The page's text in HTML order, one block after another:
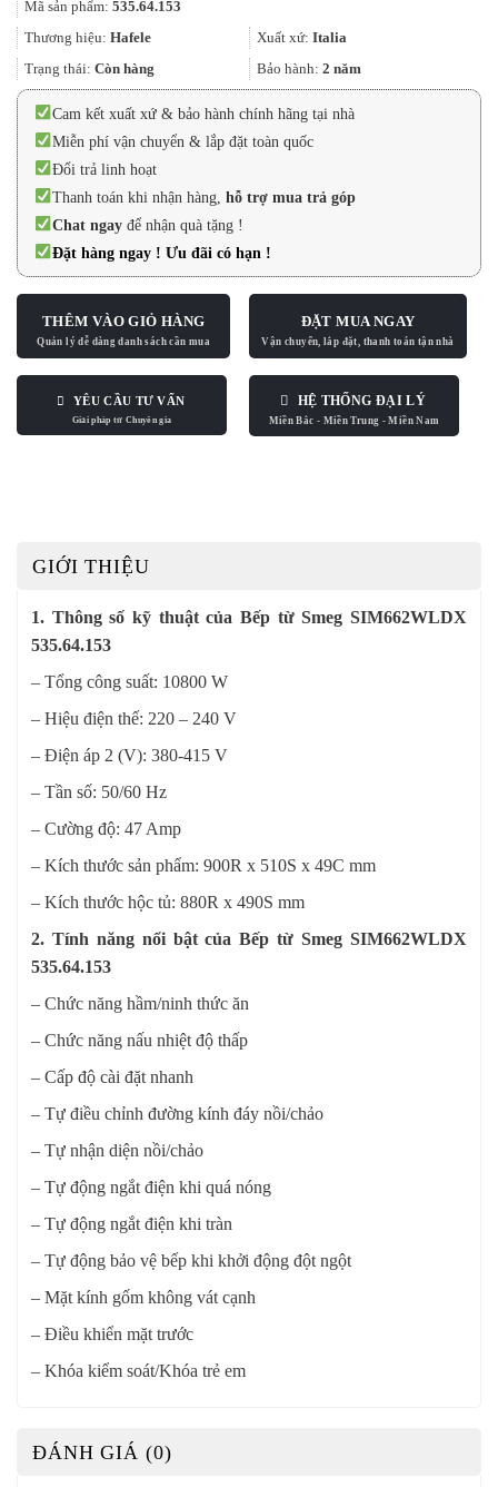
69.289.000₫.
51.966.000₫.
Mã sản phẩm: 535.64.153
Thương hiệu: Hafele Xuất xứ: Italia
Trạng thái: Còn hàng Bảo hành: 2 năm
Cam kết xuất xứ & bảo hành chính hãng tại nhà
Miễn phí vận chuyển & lắp đặt toàn quốc
Đổi trả linh hoạt
Thanh toán khi nhận hàng,hỗ trợ mua trả góp
Chat ngayđể nhận quà tặng !
Đặt hàng ngay ! Ưu đãi có hạn !
THÊM VÀO GIỎ HÀNG ĐẶT MUA NGAY
YÊU CẦU TƯ VẤN HỆ THỐNG ĐẠI LÝ
GIỚI THIỆU
1. Thông số kỹ thuật của Bếp từ Smeg SIM662WLDX
535.64.153
– Tổng công suất: 10800 W
– Hiệu điện thế: 220 – 240 V
– Điện áp 2 (V): 380-415 V
– Tần số: 50/60 Hz
– Cường độ: 47 Amp
– Kích thước sản phẩm: 900R x 510S x 49C mm
– Kích thước hộc tủ: 880R x 490S mm
2. Tính năng nổi bật của Bếp từ Smeg SIM662WLDX
535.64.153
– Chức năng hầm/ninh thức ăn
– Chức năng nấu nhiệt độ thấp
– Cấp độ cài đặt nhanh
– Tự điều chỉnh đường kính đáy nồi/chảo
– Tự nhận diện nồi/chảo
– Tự động ngắt điện khi quá nóng
– Tự động ngắt điện khi tràn
– Tự động bảo vệ bếp khi khởi động đột ngột
– Mặt kính gốm không vát cạnh
– Điều khiển mặt trước
– Khóa kiểm soát/Khóa trẻ em
ĐÁNH GIÁ (0)